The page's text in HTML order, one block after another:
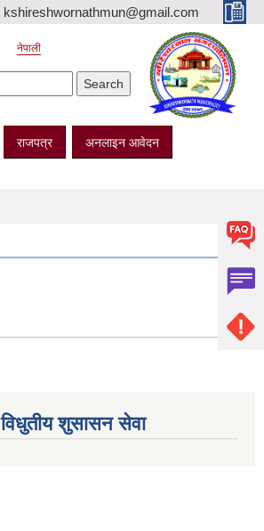
kshireshwornathmun@gmail.com
नेपाली
राजपत्र अनलाइन आवेदन
विधुतीय शुसासन सेवा